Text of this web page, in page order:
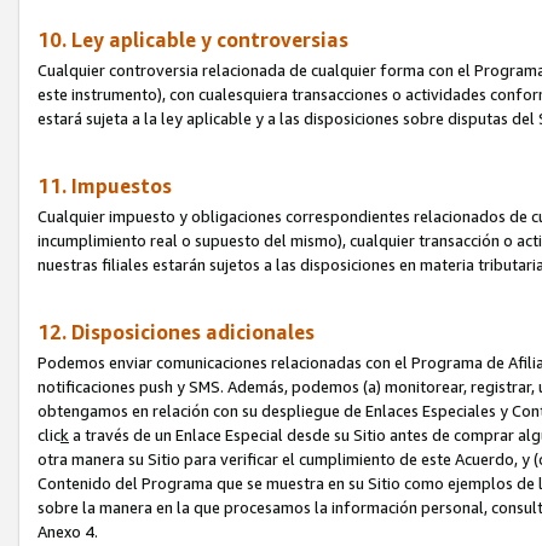
10. Ley aplicable y controversias
Cualquier controversia relacionada de cualquier forma con el
este instrumento), con cualesquiera transacciones o actividades
estará sujeta a la ley aplicable y a las disposiciones sobre disputas
11. Impuestos
Cualquier impuesto y obligaciones correspondientes relacionados de
incumplimiento real o supuesto del mismo), cualquier transacción o
nuestras filiales estarán sujetos a las disposiciones en materia
12. Disposiciones adicionales
Podemos enviar comunicaciones relacionadas con el Programa de
notificaciones push y SMS. Además, podemos (a) monitorear,
obtengamos en relación con su despliegue de Enlaces Especiales y
clicka través de un Enlace Especial desde su Sitio antes de comprar
otra manera su Sitio para verificar el cumplimiento de este Acuerdo,
Contenido del Programa que se muestra en su Sitio como ejemplos
sobre la manera en la que procesamos la información personal,
Anexo 4.